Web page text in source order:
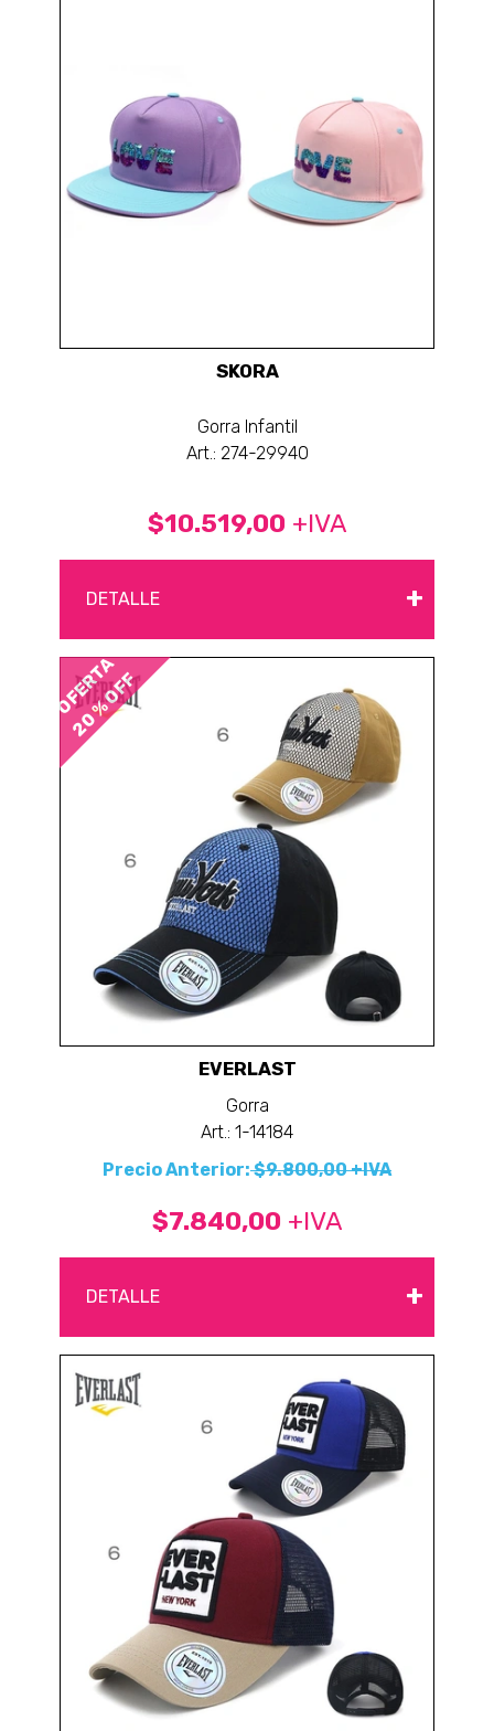
SKORA
Gorra Infantil
Art.: 274-29940
$10.519,00 +IVA
DETALLE +
OFERTA
20 % OFF
EVERLAST
Gorra
Art.: 1-14184
Precio Anterior:$9.800,00 +IVA
$7.840,00 +IVA
DETALLE +